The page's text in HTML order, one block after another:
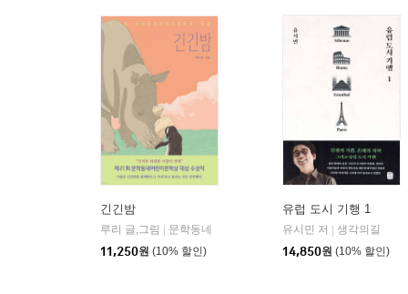
긴긴밤
루리 글,그림
문학동네
11,250원 (10% 할인)
유럽 도시 기행 1
유시민 저
생각의길
14,850원 (10% 할인)